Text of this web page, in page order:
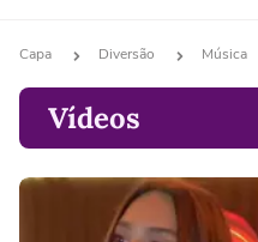
Capa Diversão Música
Vídeos